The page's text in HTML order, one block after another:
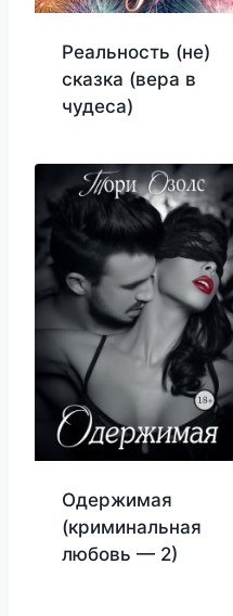
Реальность (не)
сказка (вера в
чудеса)
Одержимая
(криминальная
любовь — 2)